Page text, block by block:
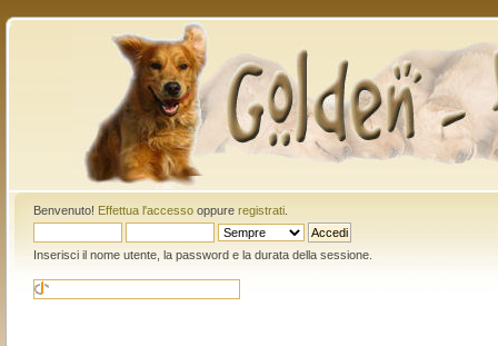
Benvenuto! Effettua l'accessooppure registrati.
Inserisci il nome utente, la password e la durata della sessione.